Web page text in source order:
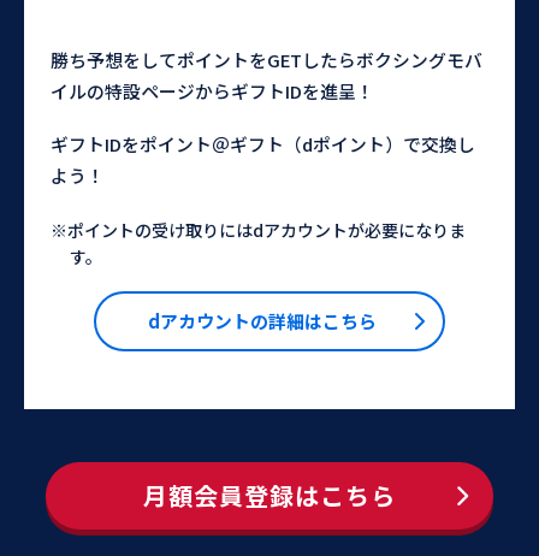
勝ち予想をしてポイントをGETしたらボクシングモバ
イルの特設ページからギフトIDを進呈！
ギフトIDをポイント＠ギフト（dポイント）で交換し
よう！
※ポイントの受け取りにはdアカウントが必要になりま
す。
dアカウントの詳細はこちら
月額会員登録はこちら